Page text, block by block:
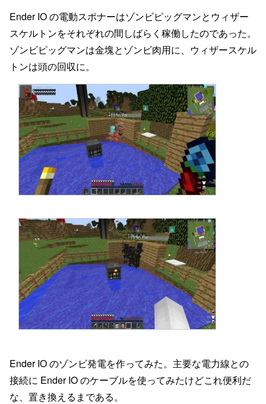
Ender IO の電動スポナーはゾンビピッグマンとウィザー
スケルトンをそれぞれの間しばらく稼働したのであった。
ゾンビピッグマンは金塊とゾンビ肉用に、ウィザースケル
トンは頭の回収に。
Ender IO のゾンビ発電を作ってみた。主要な電力線との
接続に Ender IO のケーブルを使ってみたけどこれ便利だ
な、置き換えるまである。